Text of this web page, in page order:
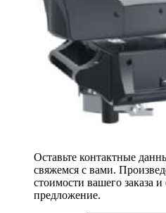
Оставьте контактные
свяжемся с вами.
стоимости вашего заказа
предложение.